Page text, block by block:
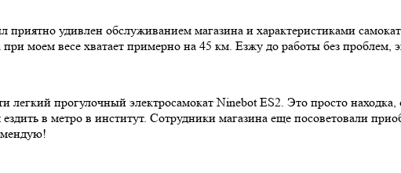
удивлен обслуживанием магазина и характеристиками
при моем весе хватает примерно на 45 км. Езжу до работы без
прогулочный электросамокат Ninebot ES2. Это просто находка,
в метро в институт. Сотрудники магазина еще посоветовали